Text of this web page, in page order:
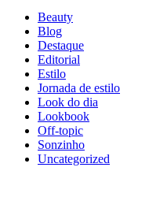
Beauty
Blog
Destaque
Editorial
Estilo
Jornada de estilo
Look do dia
Lookbook
Off-topic
Sonzinho
Uncategorized